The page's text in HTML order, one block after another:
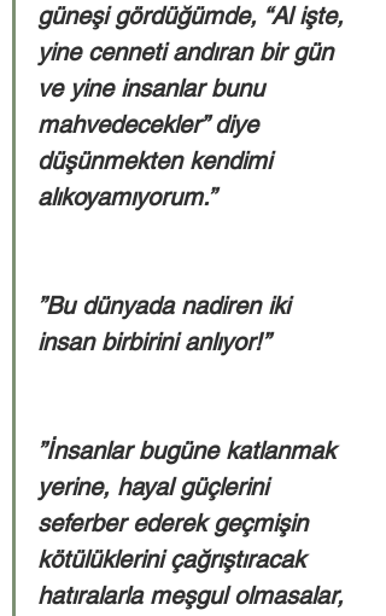
güneşi gördüğümde, “Al işte,
yine cenneti andıran bir gün
ve yine insanlar bunu
mahvedecekler” diye
düşünmekten kendimi
alıkoyamıyorum.”
”Bu dünyada nadiren iki
insan birbirini anlıyor!”
”İnsanlar bugüne katlanmak
yerine, hayal güçlerini
seferber ederek geçmişin
kötülüklerini çağrıştıracak
hatıralarla meşgul olmasalar,